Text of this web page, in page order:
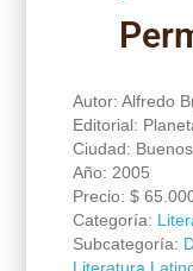
Autor: Alfredo
Editorial:
Ciudad:
Año: 2005
Precio: $
Categoría:
Subcategoría:
Literatura